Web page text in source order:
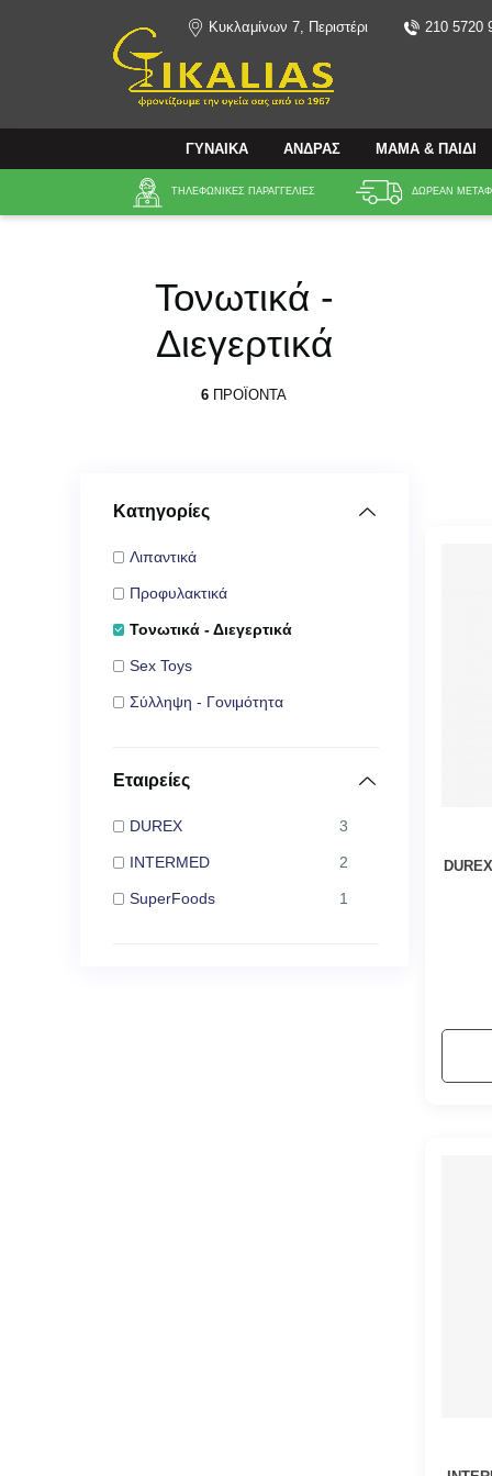
Κυκλαμίνων 7, Περιστέρι 210 5720
ΓΥΝΑΙΚΑ ΑΝΔΡΑΣ ΜΑΜΑ & ΠΑΙΔΙ
ΤΗΛΕΦΩΝΙΚΕΣ ΠΑΡΑΓΓΕΛΙΕΣ ΔΩΡΕΑΝ
Αναζήτηση
Τονωτικά -
Διεγερτικά
6 ΠΡΟΪΌΝΤΑ
Κατηγορίες
Λιπαντικά
Προφυλακτικά
Τονωτικά - Διεγερτικά
Sex Toys
Σύλληψη - Γονιμότητα
Εταιρείες
DUREX 3
INTERMED 2
SuperFoods 1